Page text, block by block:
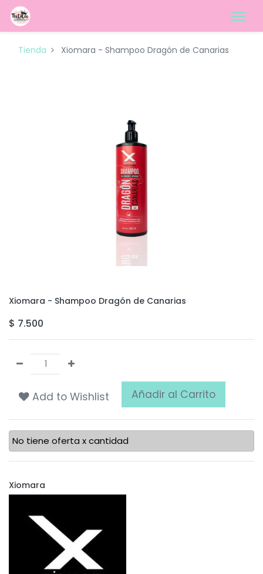
Tienda Xiomara - Shampoo Dragón de Canarias
Xiomara - Shampoo Dragón de Canarias
$ 7.500
Add to Wishlist Añadir al Carrito
No tiene oferta x cantidad
Xiomara